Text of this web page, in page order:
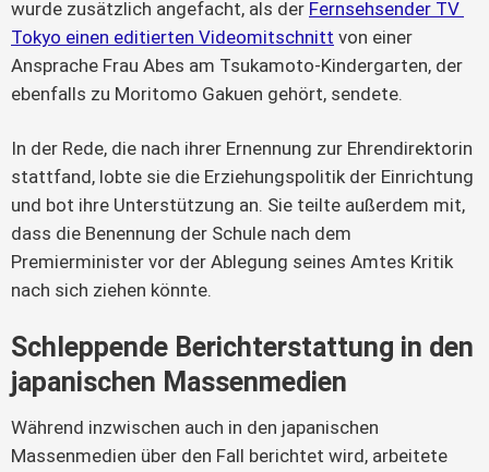
wurde zusätzlich angefacht, als der Fernsehsender TV
Tokyo einen editierten Videomitschnitt von einer
Ansprache Frau Abes am Tsukamoto-Kindergarten, der
ebenfalls zu Moritomo Gakuen gehört, sendete.
In der Rede, die nach ihrer Ernennung zur Ehrendirektorin
stattfand, lobte sie die Erziehungspolitik der Einrichtung
und bot ihre Unterstützung an. Sie teilte außerdem mit,
dass die Benennung der Schule nach dem
Premierminister vor der Ablegung seines Amtes Kritik
nach sich ziehen könnte.
Schleppende Berichterstattung in den
japanischen Massenmedien
Während inzwischen auch in den japanischen
Massenmedien über den Fall berichtet wird, arbeitete